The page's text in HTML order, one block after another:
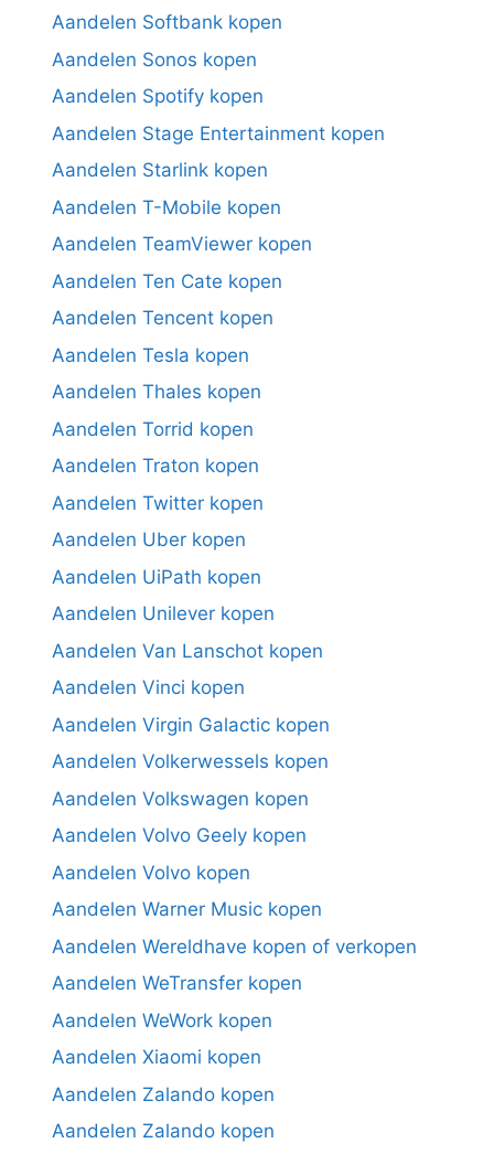
Aandelen Softbank kopen
Aandelen Sonos kopen
Aandelen Spotify kopen
Aandelen Stage Entertainment kopen
Aandelen Starlink kopen
Aandelen T-Mobile kopen
Aandelen TeamViewer kopen
Aandelen Ten Cate kopen
Aandelen Tencent kopen
Aandelen Tesla kopen
Aandelen Thales kopen
Aandelen Torrid kopen
Aandelen Traton kopen
Aandelen Twitter kopen
Aandelen Uber kopen
Aandelen UiPath kopen
Aandelen Unilever kopen
Aandelen Van Lanschot kopen
Aandelen Vinci kopen
Aandelen Virgin Galactic kopen
Aandelen Volkerwessels kopen
Aandelen Volkswagen kopen
Aandelen Volvo Geely kopen
Aandelen Volvo kopen
Aandelen Warner Music kopen
Aandelen Wereldhave kopen of verkopen
Aandelen WeTransfer kopen
Aandelen WeWork kopen
Aandelen Xiaomi kopen
Aandelen Zalando kopen
Aandelen Zalando kopen